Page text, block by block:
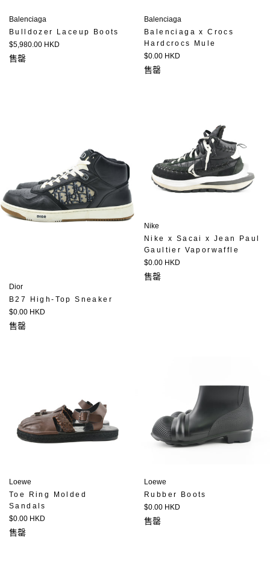
Balenciaga
Bulldozer Laceup Boots
定
價
$5,980.00 HKD
售罄
Balenciaga
Balenciaga x Crocs
Hardcrocs Mule
定
價
$0.00 HKD
售罄
Dior
B27 High-Top Sneaker
定
價
$0.00 HKD
售罄
Nike
Nike x Sacai x Jean Paul
Gaultier Vaporwaffle
定
價
$0.00 HKD
售罄
Loewe
Toe Ring Molded
Sandals
定
價
$0.00 HKD
售罄
Loewe
Rubber Boots
定
價
$0.00 HKD
售罄